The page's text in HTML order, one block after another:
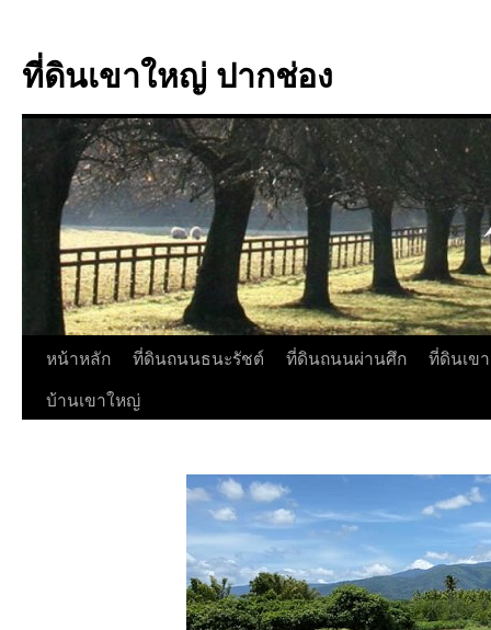
ที่ดินเขาใหญ่ ปากช่อง
หน้าหลัก ที่ดินถนนธนะรัชต์ ที่ดินถนนผ่านศึก
ที่ดินเข
บ้านเขาใหญ่